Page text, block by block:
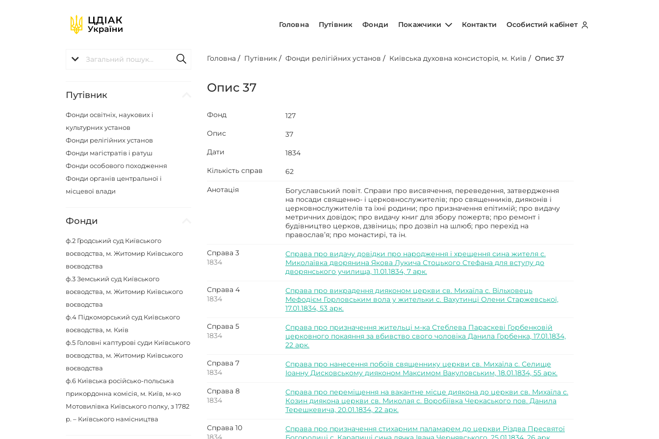
Головна Путівник Фонди Покажчики Контакти Особистий кабінет
Путівник
Фонди освітніх, наукових і
культурних установ
Фонди релігійних установ
Фонди магістратів і ратуш
Фонди особового походження
Фонди органів центральної і
місцевої влади
Фонди
ф.2 Гродський суд Київського
воєводства, м. Житомир Київського
воєводства
ф.3Земський суд Київського
воєводства, м. Житомир Київського
воєводства
ф.4 Підкоморський суд Київського
воєводства, м. Київ
ф.5 Головні каптурові суди Київського
воєводства, м. Житомир Київського
воєводства
ф.6 Київська російсько-польська
прикордонна комісія, м. Київ, м-ко
Мотовилівка Київського полку, з 1782
р. – Київського намісництва
Головна / Путівник /Фонди релігійних установ / Київська духовна консисторія, м. Київ /Опис 37
Опис 37
Фонд
127
Опис
37
Дати
1834
Кількість справ
62
Анотація
Богуславський повіт. Справи про висвячення, переведення, затвердження
на посади священно- і церковнослужителів; про священників, дияконів і
церковнослужителів та їхні родини; про призначення епітимій; про видачу
метричних довідок; про видачу книг для збору пожертв; про ремонт і
будівництво церков, дзвіниць; про дозвіл на шлюб; про перехід на
православ’я; про монастирі, та ін.
Справа 3
1834
Справа про видачу довідки про народження і хрещення сина жителя с.
Миколаївка дворянина Якова Лукича Стоцького Стефана для вступу до
дворянського училища, 11.01.1834, 7 арк.
Справа 4
1834
Справа про викрадення дияконом церкви св. Михаїла с. Вільховець
Мефодієм Горловським вола у жительки с. Вахутинці Олени Старжевської,
17.01.1834, 53 арк.
Справа 5
1834
Справа про призначення жительці м-ка Стеблева Параскеві Горбенковій
церковного покаяння за вбивство свого чоловіка Данила Горбенка, 17.01.1834,
22 арк.
Справа 7
1834
Справа про нанесення побоїв священнику церкви св. Михаїла с. Селище
Іоанну Дисковському дияконом Максимом Вакуловським, 18.01.1834, 55 арк.
Справа 8
1834
Справа про переміщення на вакантне місце диякона до церкви св. Михаїла с.
Козин диякона церкви св. Миколая с. Воробіївка Черкаського пов. Данила
Терешкевича, 20.01.1834, 22 арк.
Справа 10
1834
Справа про призначення стихарним паламарем до церкви Різдва Пресвятої